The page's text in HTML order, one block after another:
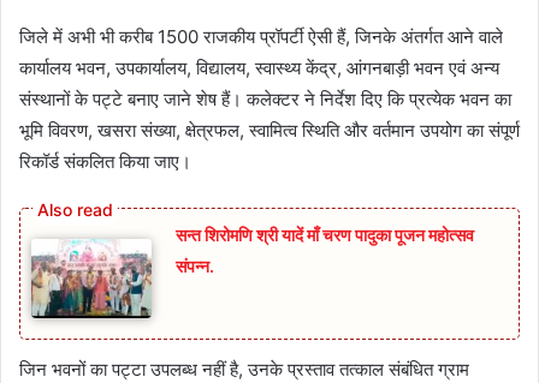
जिले में अभी भी करीब 1500 राजकीय प्रॉपर्टी ऐसी हैं, जिनके अंतर्गत आने वाले
कार्यालय भवन, उपकार्यालय, विद्यालय, स्वास्थ्य केंद्र, आंगनबाड़ी भवन एवं अन्य
संस्थानों के पट्टे बनाए जाने शेष हैं। कलेक्टर ने निर्देश दिए कि प्रत्येक भवन का
भूमि विवरण, खसरा संख्या, क्षेत्रफल, स्वामित्व स्थिति और वर्तमान उपयोग का संपूर्ण
रिकॉर्ड संकलित किया जाए।
सन्त शिरोमणि श्री यादें माँ चरण पादुका पूजन महोत्सव
संपन्न.
जिन भवनों का पट्टा उपलब्ध नहीं है, उनके प्रस्ताव तत्काल संबंधित ग्राम